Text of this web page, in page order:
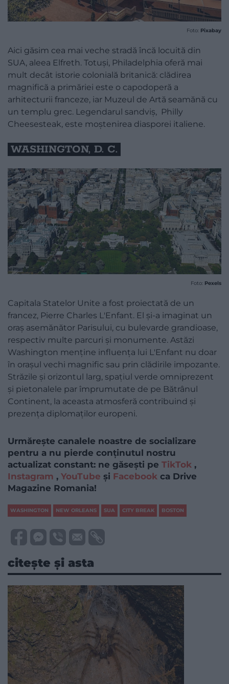
Foto: Pixabay
Aici găsim cea mai veche stradă încă locuită din
SUA, aleea Elfreth. Totuși, Philadelphia oferă mai
mult decât istorie colonială britanică: clădirea
magnifică a primăriei este o capodoperă a
arhitecturii franceze, iar Muzeul de Artă seamănă cu
un templu grec. Legendarul sandviș, Philly
Cheesesteak, este moștenirea diasporei italiene.
WASHINGTON, D. C.
Foto: Pexels
Capitala Statelor Unite a fost proiectată de un
francez, Pierre Charles L'Enfant. El și-a imaginat un
oraș asemănător Parisului, cu bulevarde grandioase,
respectiv multe parcuri și monumente. Astăzi
Washington menține influența lui L'Enfant nu doar
în orașul vechi magnific sau prin clădirile impozante.
Străzile și orizontul larg, spațiul verde omniprezent
și pietonalele par împrumutate de pe Bătrânul
Continent, la aceasta atmosferă contribuind și
prezența diplomaților europeni.
Urmărește canalele noastre de socializare
pentru a nu pierde conținutul nostru
actualizat constant: ne găsești pe TikTok ,
Instagram , YouTube și Facebook ca Drive
Magazine Romania!
WASHINGTON NEW ORLEANS SUA CITY BREAK BOSTON
citește și asta